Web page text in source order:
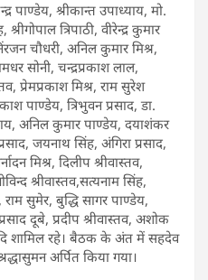
पाण्डेय, श्रीकान्त उपाध्याय, मो.
त्रिपाठी, वीरेन्द्र कुमार
चौधरी, अनिल कुमार मिश्र,
सोनी, चन्द्रप्रकाश लाल,
प्रेमप्रकाश मिश्र, राम सुरेश
पाण्डेय, त्रिभुवन प्रसाद, डा.
अनिल कुमार पाण्डेय, दयाशंकर
जयनाथ सिंह, अंगिरा प्रसाद,
मिश्र, दिलीप श्रीवास्तव,
श्रीवास्तव,सत्यनाम सिंह,
राम सुमेर, बुद्धि सागर पाण्डेय,
दूबे, प्रदीप श्रीवास्तव, अशोक
शामिल रहे। बैठक के अंत में सहदेव
अर्पित किया गया।